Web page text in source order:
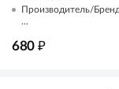
Производитель/
...
680 ₽